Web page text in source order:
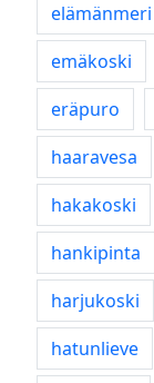
elämänmeri
emäkoski
eräpuro
haaravesa
hakakoski
hankipinta
harjukoski
hatunlieve